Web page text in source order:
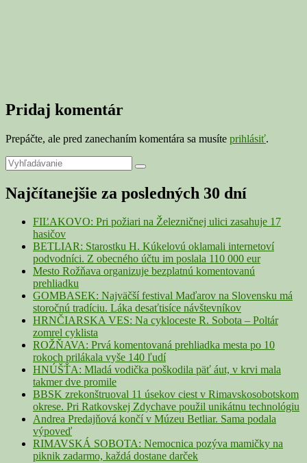
Pridaj komentár
Prepáčte, ale pred zanechaním komentára sa musíte prihlásiť.
Primary
Sidebar
Widget
Area
Search
for:
Search
Najčítanejšie za posledných 30 dní
FIĽAKOVO: Pri požiari na Železničnej ulici zasahuje 17
hasičov
BETLIAR: Starostku H. Kúkelovú oklamali internetoví
podvodníci. Z obecného účtu im poslala 110 000 eur
Mesto Rožňava organizuje bezplatnú komentovanú
prehliadku
GOMBASEK: Najväčší festival Maďarov na Slovensku má
storočnú tradíciu. Láka desaťtisíce návštevníkov
HRNČIARSKA VES: Na cykloceste R. Sobota – Poltár
zomrel cyklista
ROŽŇAVA: Prvá komentovaná prehliadka mesta po 10
rokoch prilákala vyše 140 ľudí
HNÚŠŤA: Mladá vodička poškodila päť áut, v krvi mala
takmer dve promile
BBSK zrekonštruoval 11 úsekov ciest v Rimavskosobotskom
okrese. Pri Ratkovskej Zdychave použil unikátnu technológiu
Andrea Predajňová končí v Múzeu Betliar. Sama podala
výpoveď
RIMAVSKÁ SOBOTA: Nemocnica pozýva mamičky na
piknik zadarmo, každá dostane darček